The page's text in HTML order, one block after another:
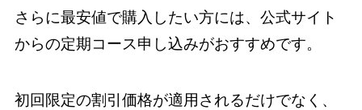
さらに最安値で購入したい方には、公式サイト
からの定期コース申し込みがおすすめです。
初回限定の割引価格が適用されるだけでなく、